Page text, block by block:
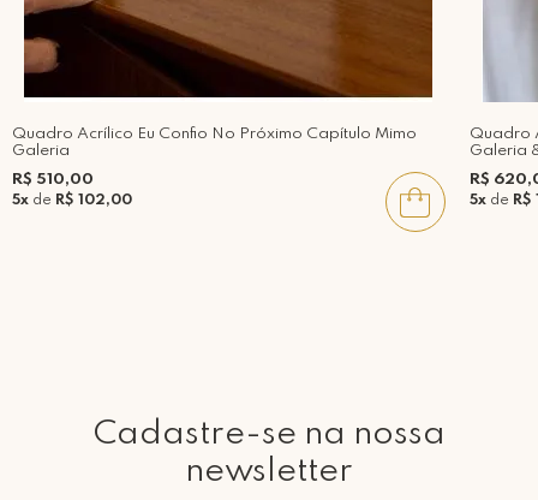
Quadro Acrílico Eu Confio No Próximo Capítulo Mimo
Galeria
R$ 510,00
5x de R$ 102,00
Quadro
Galeria
R$
5xde R$
Cadastre-se na nossa
newsletter